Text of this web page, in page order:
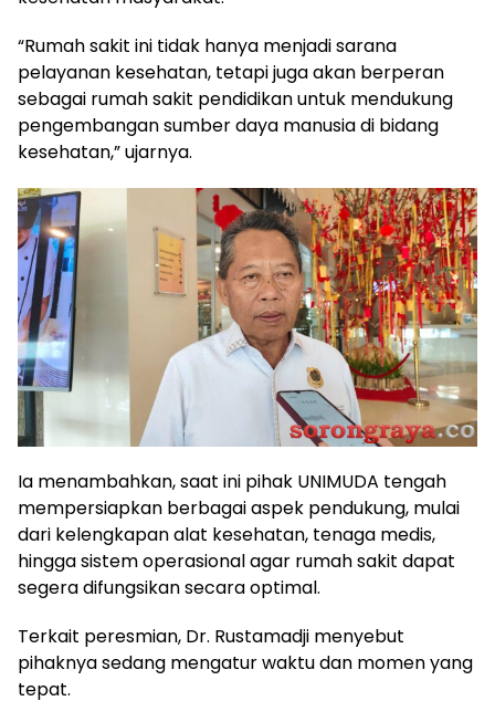
“Rumah sakit ini tidak hanya menjadi sarana
pelayanan kesehatan, tetapi juga akan berperan
sebagai rumah sakit pendidikan untuk mendukung
pengembangan sumber daya manusia di bidang
kesehatan,” ujarnya.
Ia menambahkan, saat ini pihak UNIMUDA tengah
mempersiapkan berbagai aspek pendukung, mulai
dari kelengkapan alat kesehatan, tenaga medis,
hingga sistem operasional agar rumah sakit dapat
segera difungsikan secara optimal.
Terkait peresmian, Dr. Rustamadji menyebut
pihaknya sedang mengatur waktu dan momen yang
tepat.